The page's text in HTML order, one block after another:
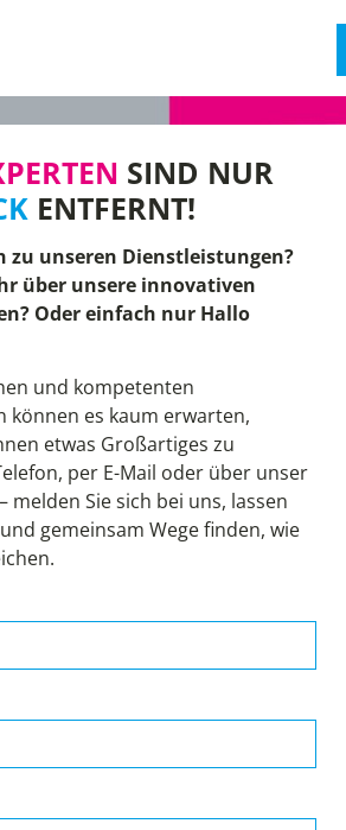
SIND NUR
ENTFERNT!
zu unseren Dienstleistungen?
über unsere innovativen
Oder einfach nur Hallo
und kompetenten
es kaum erwarten,
etwas Großartiges zu
per E-Mail oder über unser
melden Sie sich bei uns, lassen
gemeinsam Wege finden, wie